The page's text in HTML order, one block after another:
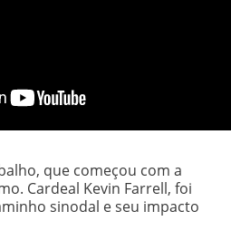
que começou com a
Cardeal Kevin Farrell, foi
sinodal e seu impacto